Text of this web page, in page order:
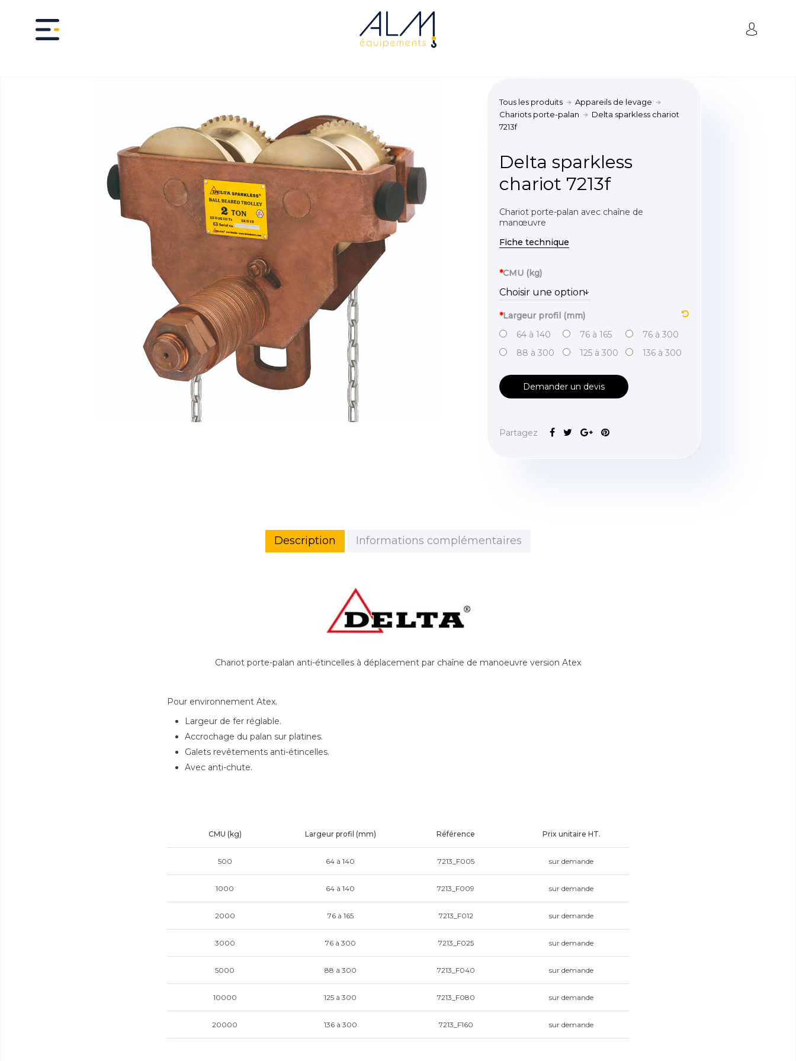
Tous les produits
Appareils de levage
Chariots porte-palan
Delta sparkless chariot
7213f
Delta sparkless
chariot 7213f
Chariot porte-palan avec chaîne de
manœuvre
Fiche technique
*CMU (kg)
*Largeur profil (mm)
64 à 140
76 à 165
76 à 300
88 à 300
125 à 300 136 à 300
Demander un devis
Partagez
Description Informations complémentaires
Chariot porte-palan anti-étincelles à déplacement par chaîne de manoeuvre version Atex
Pour environnement Atex.
Largeur de fer réglable.
Accrochage du palan sur platines.
Galets revêtements anti-étincelles.
Avec anti-chute.
CMU (kg) Largeur profil (mm) Référence Prix unitaire HT.
500 64 à 140 7213_F005 sur demande
1000 64 à 140 7213_F009 sur demande
2000 76 à 165 7213_F012 sur demande
3000 76 à 300 7213_F025 sur demande
5000 88 à 300 7213_F040 sur demande
10000 125 à 300 7213_F080 sur demande
20000 136 à 300 7213_F160 sur demande